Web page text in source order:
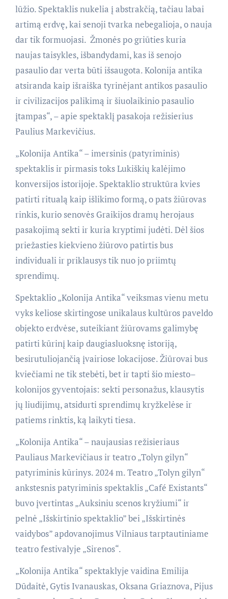
lūžio. Spektaklis nukelia į abstrakčią, tačiau labai
artimą erdvę, kai senoji tvarka nebegalioja, o nauja
dar tik formuojasi. Žmonės po griūties kuria
naujas taisykles, išbandydami, kas iš senojo
pasaulio dar verta būti išsaugota. Kolonija antika
atsiranda kaip išraiška tyrinėjant antikos pasaulio
ir civilizacijos palikimą ir šiuolaikinio pasaulio
įtampas“, – apie spektaklį pasakoja režisierius
Paulius Markevičius.
„Kolonija Antika“ – imersinis (patyriminis)
spektaklis ir pirmasis toks Lukiškių kalėjimo
konversijos istorijoje. Spektaklio struktūra kvies
patirti ritualą kaip išlikimo formą, o pats žiūrovas
rinkis, kurio senovės Graikijos dramų herojaus
pasakojimą sekti ir kuria kryptimi judėti. Dėl šios
priežasties kiekvieno žiūrovo patirtis bus
individuali ir priklausys tik nuo jo priimtų
sprendimų.
Spektaklio „Kolonija Antika“ veiksmas vienu metu
vyks keliose skirtingose unikalaus kultūros paveldo
objekto erdvėse, suteikiant žiūrovams galimybę
patirti kūrinį kaip daugiasluoksnę istoriją,
besirutuliojančią įvairiose lokacijose. Žiūrovai bus
kviečiami ne tik stebėti, bet ir tapti šio miesto–
kolonijos gyventojais: sekti personažus, klausytis
jų liudijimų, atsidurti sprendimų kryžkelėse ir
patiems rinktis, ką laikyti tiesa.
„Kolonija Antika“ – naujausias režisieriaus
Pauliaus Markevičiaus ir teatro „Tolyn gilyn“
patyriminis kūrinys. 2024 m. Teatro „Tolyn gilyn“
ankstesnis patyriminis spektaklis „Café Existants“
buvo įvertintas „Auksiniu scenos kryžiumi“ ir
pelnė „Išskirtinio spektaklio” bei „Išskirtinės
vaidybos” apdovanojimus Vilniaus tarptautiniame
teatro festivalyje „Sirenos“.
„Kolonija Antika“ spektaklyje vaidina Emilija
Dūdaitė, Gytis Ivanauskas, Oksana Griaznova, Pijus